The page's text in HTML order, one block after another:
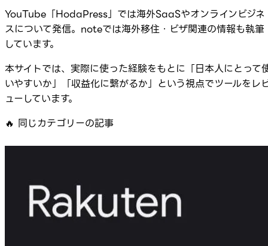
YouTube「HodaPress」では海外SaaSやオンラインビジネ
スについて発信。noteでは海外移住・ビザ関連の情報も執筆
しています。
本サイトでは、実際に使った経験をもとに「日本人にとって
いやすいか」「収益化に繋がるか」という視点でツールをレ
ューしています。
🔥 同じカテゴリーの記事